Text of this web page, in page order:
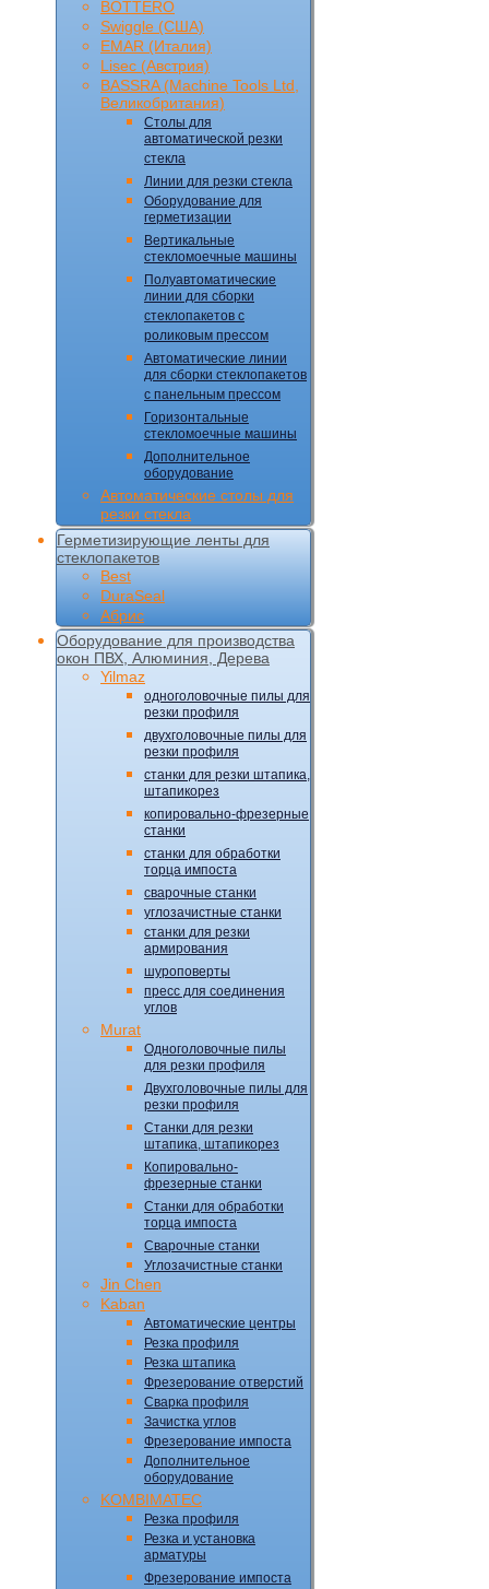
BOTTERO
Swiggle (CША)
EMAR (Италия)
Lisec (Австрия)
BASSRA (Machine Tools Ltd,
Великобритания)
Столы для
автоматической резки
стекла
Линии для резки стекла
Оборудование для
герметизации
Вертикальные
стекломоечные машины
Полуавтоматические
линии для сборки
стеклопакетов с
роликовым прессом
Автоматические линии
для сборки стеклопакетов
с панельным прессом
Горизонтальные
стекломоечные машины
Дополнительное
оборудование
Автоматические столы для
резки стекла
Герметизирующие ленты для
стеклопакетов
Best
DuraSeal
Абрис
Оборудование для производства
окон ПВХ, Алюминия, Дерева
Yilmaz
одноголовочные пилы для
резки профиля
двухголовочные пилы для
резки профиля
станки для резки штапика,
штапикорез
копировально-фрезерные
станки
станки для обработки
торца импоста
сварочные станки
углозачистные станки
станки для резки
армирования
шуроповерты
пресс для соединения
углов
Murat
Одноголовочные пилы
для резки профиля
Двухголовочные пилы для
резки профиля
Станки для резки
штапика, штапикорез
Копировально-
фрезерные станки
Станки для обработки
торца импоста
Сварочные станки
Углозачистные станки
Jin Chen
Kaban
Автоматические центры
Резка профиля
Резка штапика
Фрезерование отверстий
Сварка профиля
Зачистка углов
Фрезерование импоста
Дополнительное
оборудование
KOMBIMATEC
Резка профиля
Резка и установка
арматуры
Фрезерование импоста